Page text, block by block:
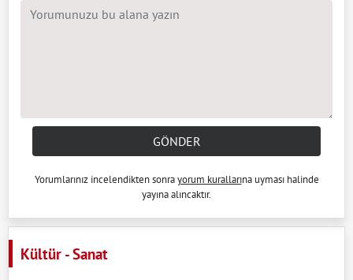
GÖNDER
Yorumlarınız incelendikten sonrayorum kurallarına uyması halinde
yayına alıncaktır.
Kültür - Sanat